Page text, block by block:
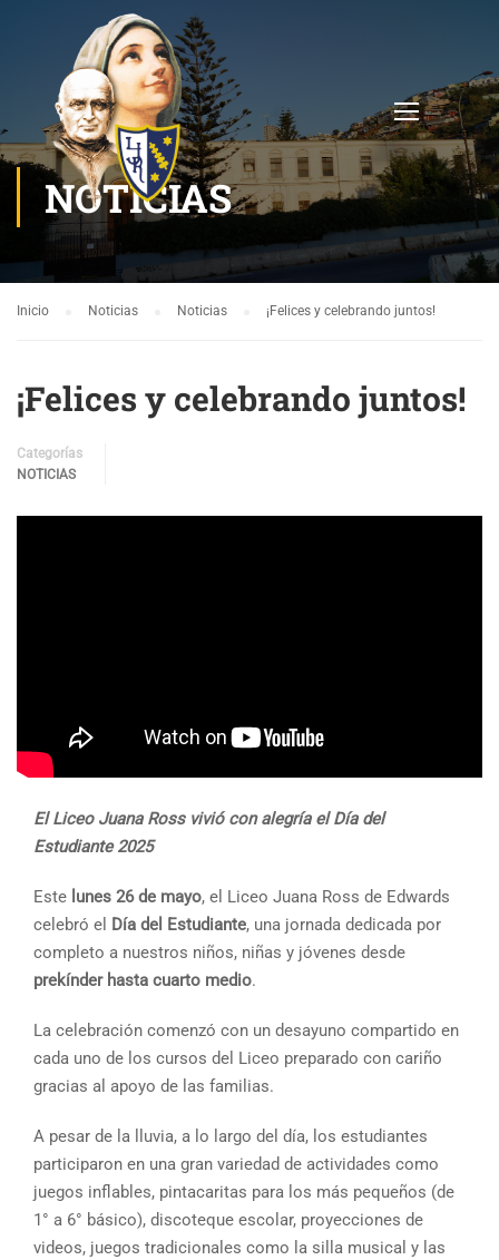
NOTICIAS
Inicio Noticias Noticias ¡Felices y celebrando juntos!
¡Felices y celebrando juntos!
Categorías
NOTICIAS
El Liceo Juana Ross vivió con alegría el Día del
Estudiante 2025
Este lunes 26 de mayo, el Liceo Juana Ross de Edwards
celebró el Día del Estudiante, una jornada dedicada por
completo a nuestros niños, niñas y jóvenes desde
prekínder hasta cuarto medio.
La celebración comenzó con un desayuno compartido en
cada uno de los cursos del Liceo preparado con cariño
gracias al apoyo de las familias.
A pesar de la lluvia, a lo largo del día, los estudiantes
participaron en una gran variedad de actividades como
juegos inflables, pintacaritas para los más pequeños (de
1° a 6° básico), discoteque escolar, proyecciones de
videos, juegos tradicionales como la silla musical y las